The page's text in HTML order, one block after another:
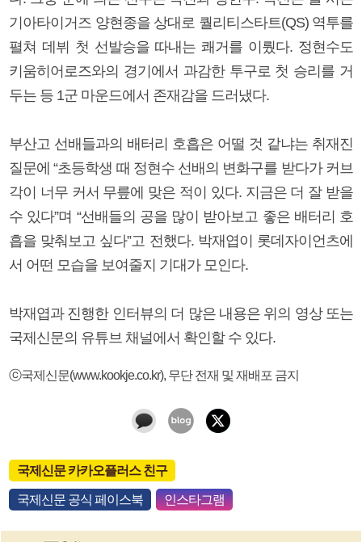
기아타이거즈 양현종을 상대로 퀄리티스타트(QS) 역투를
펼쳐 데뷔 첫 선발승을 따내는 쾌거를 이뤘다. 정현수도
키움히어로즈와의 경기에서 과감한 투구로 첫 승리를 거
두는 등 1군 마운드에서 존재감을 드러냈다.
부산고 선배들과의 배터리 호흡은 어떨 것 같냐는 취재진
질문에 “초등학생 때 정현수 선배의 변화구를 받다가 커브
각이 너무 커서 무릎에 맞은 적이 있다. 지금은 더 잘 받을
수 있다”며 “선배들의 공을 많이 받아보고 좋은 배터리 호
흡을 맞춰보고 싶다”고 전했다. 박재엽이 롯데자이언츠에
서 어떤 모습을 보여줄지 기대가 모인다.
박재엽과 진행한 인터뷰의 더 많은 내용은 위의 영상 또는
국제신문의 유튜브 채널에서 확인할 수 있다.
ⓒ국제신문(www.kookje.co.kr), 무단 전재 및 재배포 금지
국제신문 카카오플러스 친구
국제신문 공식 페이스북 인스타그램